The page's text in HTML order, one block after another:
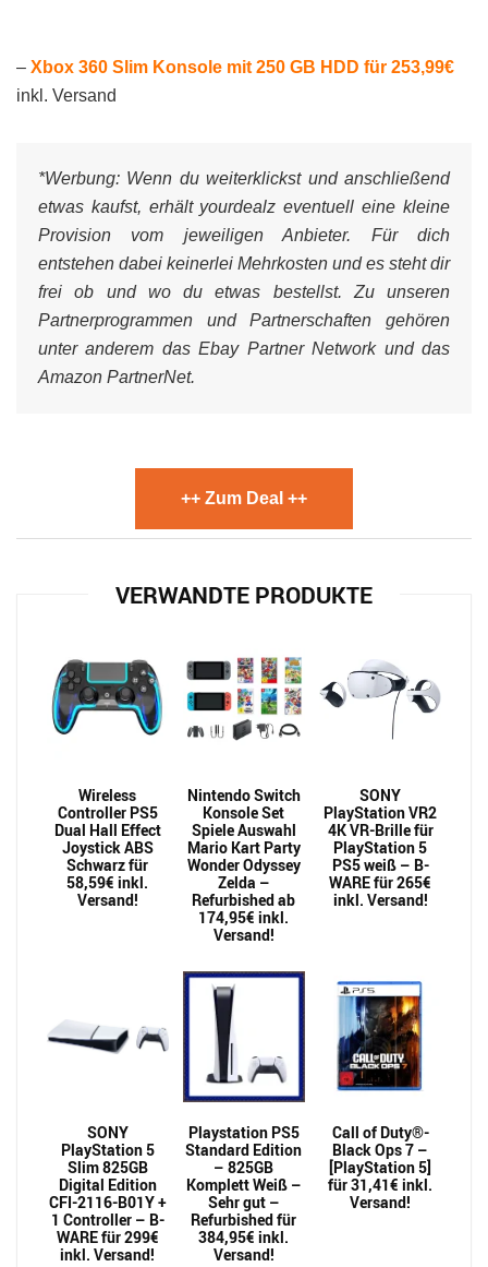
– Xbox 360 Slim Konsole mit 250 GB HDD für 253,99€
inkl. Versand
*Werbung: Wenn du weiterklickst und anschließend
etwas kaufst, erhält yourdealz eventuell eine kleine
Provision vom jeweiligen Anbieter. Für dich
entstehen dabei keinerlei Mehrkosten und es steht dir
frei ob und wo du etwas bestellst. Zu unseren
Partnerprogrammen und Partnerschaften gehören
unter anderem das Ebay Partner Network und das
Amazon PartnerNet.
++ Zum Deal ++
VERWANDTE PRODUKTE
Wireless
Controller PS5
Dual Hall Effect
Joystick ABS
Schwarz für
58,59€ inkl.
Versand!
Nintendo Switch
Konsole Set
Spiele Auswahl
Mario Kart Party
Wonder Odyssey
Zelda –
Refurbished ab
174,95€ inkl.
Versand!
SONY
PlayStation VR2
4K VR-Brille für
PlayStation 5
PS5 weiß – B-
WARE für 265€
inkl. Versand!
SONY
PlayStation 5
Slim 825GB
Digital Edition
CFI-2116-B01Y +
1 Controller – B-
WARE für 299€
inkl. Versand!
Playstation PS5
Standard Edition
– 825GB
Komplett Weiß –
Sehr gut –
Refurbished für
384,95€ inkl.
Versand!
Call of Duty®-
Black Ops 7 –
[PlayStation 5]
für 31,41€ inkl.
Versand!